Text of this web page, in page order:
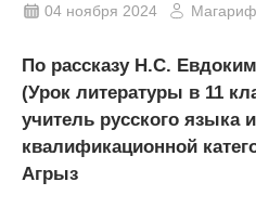
04 ноября 2024 Магариф
По рассказу Н.С.
(Урок литературы в 11
учитель русского языка
квалификационной
Агрыз